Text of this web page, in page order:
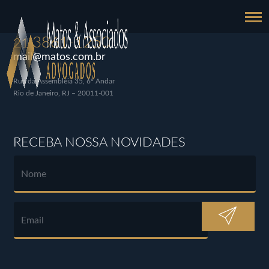
213861-1250
mail@matos.com.br
Rua da Assembléia 35, 6º Andar
Rio de Janeiro, RJ – 20011-001
RECEBA NOSSA NOVIDADES